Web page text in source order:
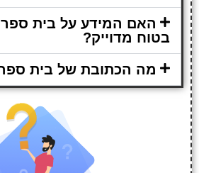
האם המידע על בית ספר
בטוח מדוייק?
מה הכתובת של בית ספר